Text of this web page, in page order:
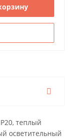
теплый
осветительный